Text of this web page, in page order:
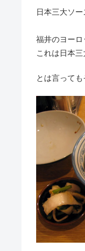
日本三大ソ
福井のヨーロ
これは日本
とは言っても